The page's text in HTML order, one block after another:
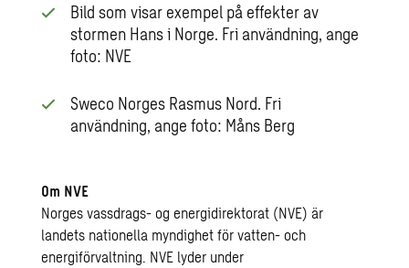
Bild som visar exempel på effekter av
stormen Hans i Norge. Fri användning, ange
foto: NVE
Sweco Norges Rasmus Nord. Fri
användning, ange foto: Måns Berg
Om NVE
Norges vassdrags- og energidirektorat (NVE) är
landets nationella myndighet för vatten- och
energiförvaltning. NVE lyder under